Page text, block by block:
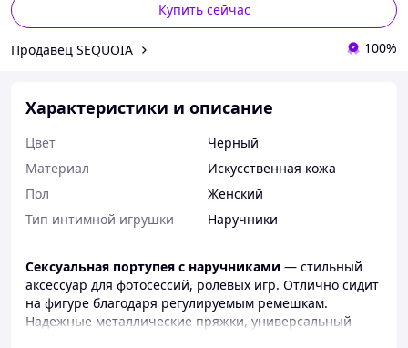
Купить сейчас
Продавец SEQUOIA 100%
Характеристики и описание
Цвет
Черный
Материал
Искусственная кожа
Пол
Женский
Тип интимной игрушки
Наручники
Сексуальная портупея с наручниками — стильный
аксессуар для фотосессий, ролевых игр. Отлично сидит
на фигуре благодаря регулируемым ремешкам.
Надежные металлические пряжки, универсальный